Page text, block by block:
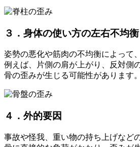
３．身体の使い方の左右不均衡
姿勢の悪化や筋肉の不均衡によって
例えば、片側の肩が上がり、反対側
骨の歪みが生じる可能性があります。
４． 外的要因
事故や怪我、重い物の持ち上げなど